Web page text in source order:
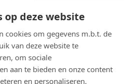
op deze website
cookies om gegevens m.b.t. de
van deze website te
om sociale
aan te bieden en onze content
en personaliseren.